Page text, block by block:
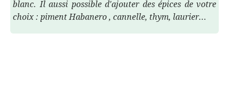
blanc. Il aussi possible d'ajouter des épices de votre
choix : piment Habanero , cannelle, thym, laurier...